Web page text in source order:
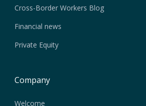
Cross-Border Workers Blog
Financial news
Private Equity
Company
Welcome